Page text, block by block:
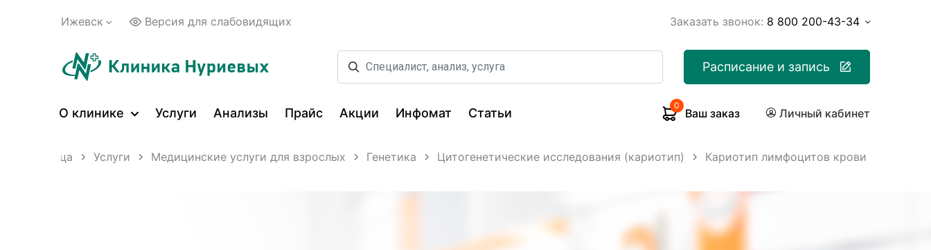
Ижевск Версия для слабовидящих Заказать звонок: 8 800 200-43-34
Расписание и запись
О клинике Услуги Анализы Прайс Акции Инфомат Статьи
0
Ваш заказ Личный кабинет
страница Услуги Медицинские услуги для взрослых Генетика Цитогенетические исследования (кариотип) Кариотип лимфоцитов крови